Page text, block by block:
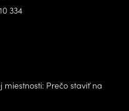
334
Prečo staviť na